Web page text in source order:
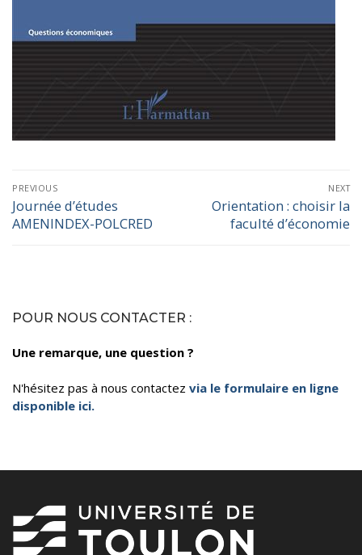
PREVIOUS
Journée d’études
AMENINDEX-POLCRED
NEXT
Orientation : choisir la
faculté d’économie
POUR NOUS CONTACTER :
Une remarque, une question ?
N'hésitez pas à nous contactez via le formulaire en ligne
disponible ici.